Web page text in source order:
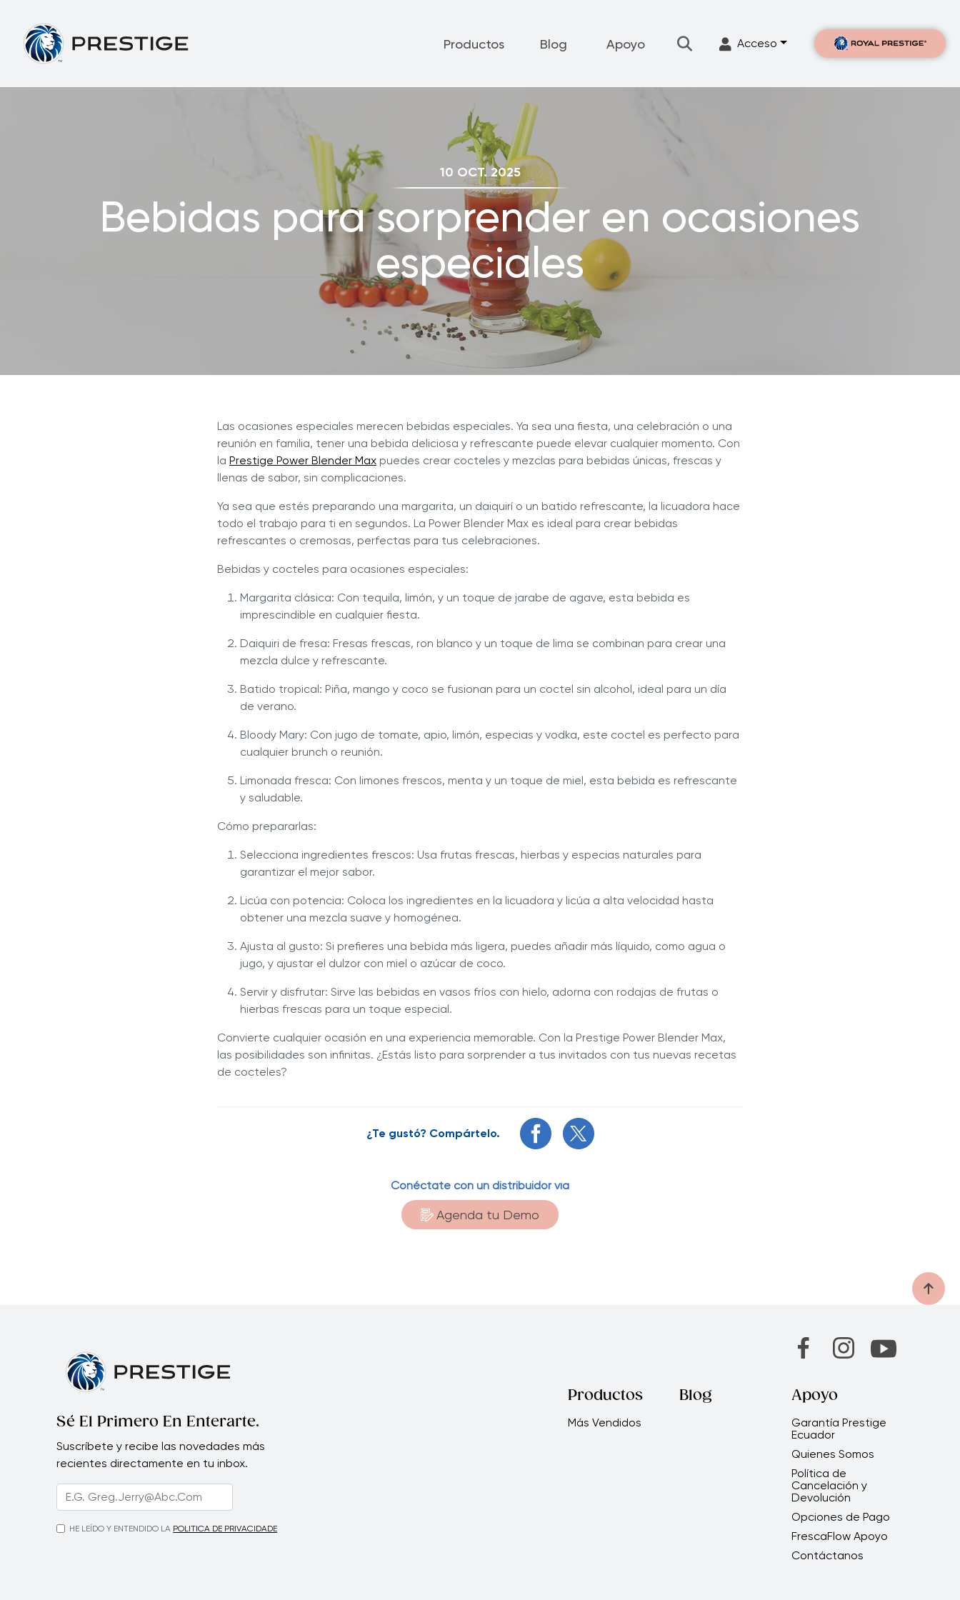
Productos
Electrodomésticos Filtración
Prestige Fresh Max
Prestige Power Blender Max Prestige Fresh Max
Blog Apoyo
Garantía Prestige Ecuador
Política de Cancelación y Devolución
Opciones de Pago Contáctanos
Acceso
10 OCT. 2025
Bebidas para sorprender en ocasiones
especiales
Las ocasiones especiales merecen bebidas especiales. Ya sea una fiesta, una celebración o una
reunión en familia, tener una bebida deliciosa y refrescante puede elevar cualquier momento. Con
la Prestige Power Blender Max puedes crear cocteles y mezclas para bebidas únicas, frescas y
llenas de sabor, sin complicaciones.
Ya sea que estés preparando una margarita, un daiquirí o un batido refrescante, la licuadora hace
todo el trabajo para ti en segundos. La Power Blender Max es ideal para crear bebidas
refrescantes o cremosas, perfectas para tus celebraciones.
Bebidas y cocteles para ocasiones especiales:
Margarita clásica: Con tequila, limón, y un toque de jarabe de agave, esta bebida es
imprescindible en cualquier fiesta.
Daiquiri de fresa: Fresas frescas, ron blanco y un toque de lima se combinan para crear una
mezcla dulce y refrescante.
Batido tropical: Piña, mango y coco se fusionan para un coctel sin alcohol, ideal para un día
de verano.
Bloody Mary: Con jugo de tomate, apio, limón, especias y vodka, este coctel es perfecto para
cualquier brunch o reunión.
Limonada fresca: Con limones frescos, menta y un toque de miel, esta bebida es refrescante
y saludable.
Cómo prepararlas:
Selecciona ingredientes frescos: Usa frutas frescas, hierbas y especias naturales para
garantizar el mejor sabor.
Licúa con potencia: Coloca los ingredientes en la licuadora y licúa a alta velocidad hasta
obtener una mezcla suave y homogénea.
Ajusta al gusto: Si prefieres una bebida más ligera, puedes añadir más líquido, como agua o
jugo, y ajustar el dulzor con miel o azúcar de coco.
Servir y disfrutar: Sirve las bebidas en vasos fríos con hielo, adorna con rodajas de frutas o
hierbas frescas para un toque especial.
Convierte cualquier ocasión en una experiencia memorable. Con la Prestige Power Blender Max,
las posibilidades son infinitas. ¿Estás listo para sorprender a tus invitados con tus nuevas recetas
de cocteles?
¿Te gustó? Compártelo.
Conéctate con un distribuidor vía
Agenda tu Demo
Sé El Primero En Enterarte.
Suscríbete y recibe las novedades más
recientes directamente en tu inbox.
HE LEÍDO Y ENTENDIDO LA POLITICA DE PRIVACIDADE
Productos
Más Vendidos
Blog Apoyo
Garantía Prestige
Ecuador
Quienes Somos
Política de
Cancelación y
Devolución
Opciones de Pago
FrescaFlow Apoyo
Contáctanos